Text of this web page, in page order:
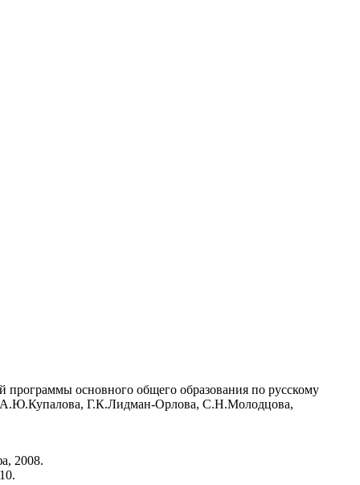
программы основного общего образования по русскому
А.Ю.Купалова, Г.К.Лидман-Орлова, С.Н.Молодцова,
2008.